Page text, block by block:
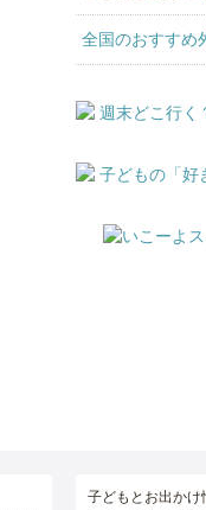
全国のおすすめ
子どもとお出かけ